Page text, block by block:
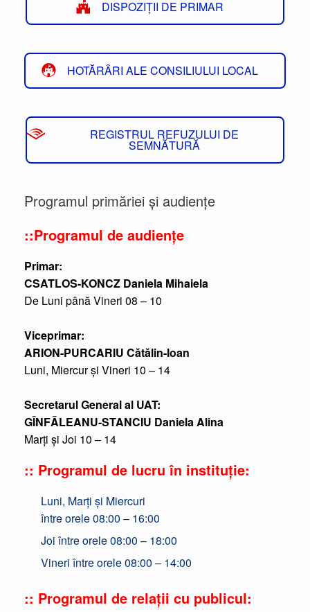
DISPOZIȚII DE PRIMAR
HOTĂRÂRI ALE CONSILIULUI LOCAL
REGISTRUL REFUZULUI DE
SEMNĂTURĂ
Programul primăriei și audiențe
::Programul de audiențe
Primar:
CSATLOS-KONCZ Daniela Mihaiela
De Luni până Vineri 08 – 10
Viceprimar:
ARION-PURCARIU Cătălin-Ioan
Luni, Miercur și Vineri 10 – 14
Secretarul General al UAT:
GÎNFĂLEANU-STANCIU Daniela Alina
Marți și Joi 10 – 14
:: Programul de lucru în instituție:
Luni, Marți și Miercuri
între orele 08:00 – 16:00
Joi între orele 08:00 – 18:00
Vineri între orele 08:00 – 14:00
:: Programul de relații cu publicul: